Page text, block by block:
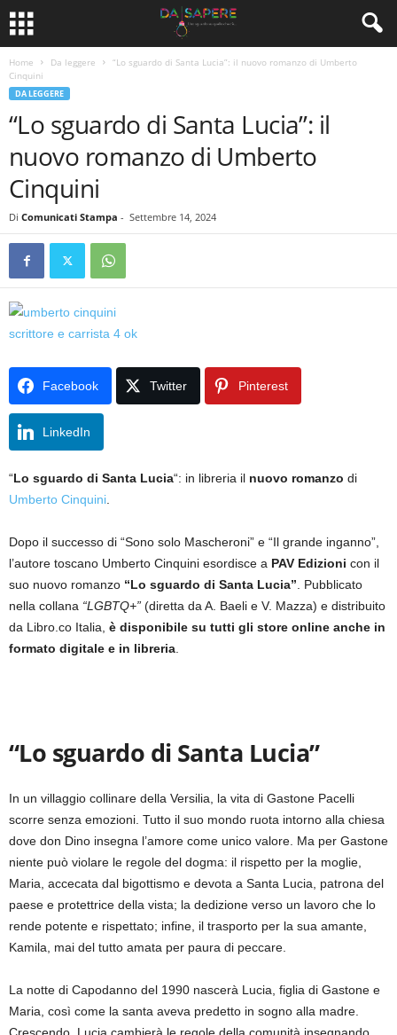
Home Da leggere
“Lo sguardo di Santa Lucia”: il nuovo romanzo di Umberto
Cinquini
DA LEGGERE
“Lo sguardo di Santa Lucia”: il
nuovo romanzo di Umberto
Cinquini
Di Comunicati Stampa - Settembre 14, 2024
Facebook Twitter Pinterest
LinkedIn
“Lo sguardo di Santa Lucia“: in libreria il nuovo romanzo di
Umberto Cinquini
Dopo il successo di “Sono solo Mascheroni” e “Il grande inganno”,
l’autore toscano Umberto Cinquini esordisce a PAV Edizioni con il
suo nuovo romanzo “Lo sguardo di Santa Lucia” . Pubblicato
nella collana “LGBTQ+” (diretta da A. Baeli e V. Mazza) e distribuito
da Libro.co Italia, è disponibile su tutti gli store online anche in
formato digitale e in libreria
“Lo sguardo di Santa Lucia”
In un villaggio collinare della Versilia, la vita di Gastone Pacelli
scorre senza emozioni. Tutto il suo mondo ruota intorno alla chiesa
dove don Dino insegna l’amore come unico valore. Ma per Gastone
niente può violare le regole del dogma: il rispetto per la moglie,
Maria, accecata dal bigottismo e devota a Santa Lucia, patrona del
paese e protettrice della vista; la dedizione verso un lavoro che lo
rende potente e rispettato; infine, il trasporto per la sua amante,
Kamila, mai del tutto amata per paura di peccare.
La notte di Capodanno del 1990 nascerà Lucia, figlia di Gastone e
Maria, così come la santa aveva predetto in sogno alla madre.